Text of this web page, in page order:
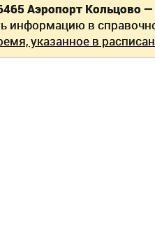
Аэропорт Кольцово
информацию в
указанное в